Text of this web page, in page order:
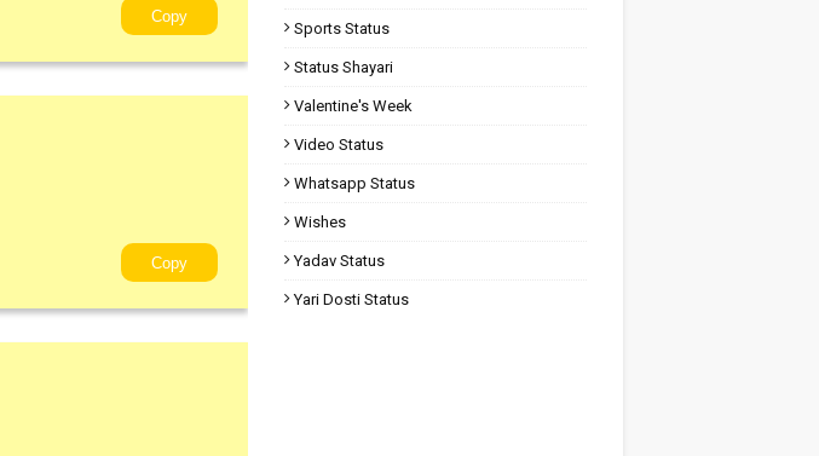
Copy
Copy
Sports Status
Status Shayari
Valentine's Week
Video Status
Whatsapp Status
Wishes
Yadav Status
Yari Dosti Status